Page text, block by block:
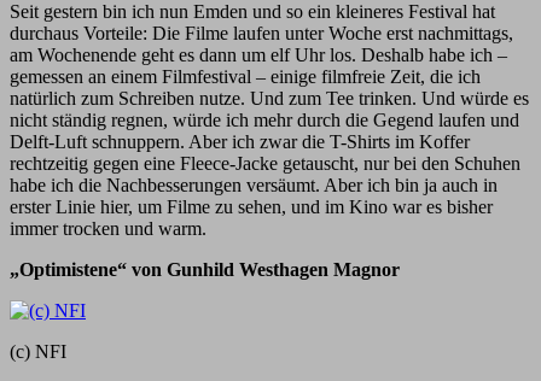
Seit gestern bin ich nun Emden und so ein kleineres Festival hat
durchaus Vorteile: Die Filme laufen unter Woche erst nachmittags,
am Wochenende geht es dann um elf Uhr los. Deshalb habe ich –
gemessen an einem Filmfestival – einige filmfreie Zeit, die ich
natürlich zum Schreiben nutze. Und zum Tee trinken. Und würde es
nicht ständig regnen, würde ich mehr durch die Gegend laufen und
Delft-Luft schnuppern. Aber ich zwar die T-Shirts im Koffer
rechtzeitig gegen eine Fleece-Jacke getauscht, nur bei den Schuhen
habe ich die Nachbesserungen versäumt. Aber ich bin ja auch in
erster Linie hier, um Filme zu sehen, und im Kino war es bisher
immer trocken und warm.
„Optimistene“ von Gunhild Westhagen Magnor
(c) NFI